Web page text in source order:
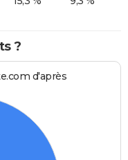
?
d'après